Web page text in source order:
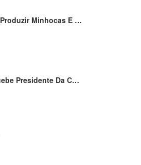
Minhocas E …
Presidente Da C…